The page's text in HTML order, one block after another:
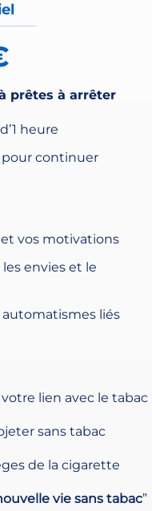
prêtes à arrêter
heure
continuer
vos motivations
envies et le
liés
lien avec le tabac
sans tabac
de la cigarette
vie sans tabac”